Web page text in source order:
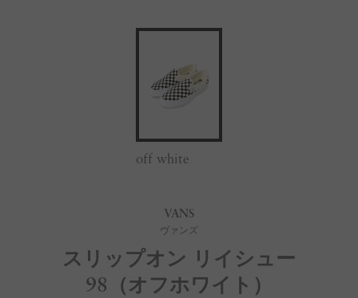
off white
VANS
ヴァンズ
スリップオン リイシュー
98（オフホワイト）